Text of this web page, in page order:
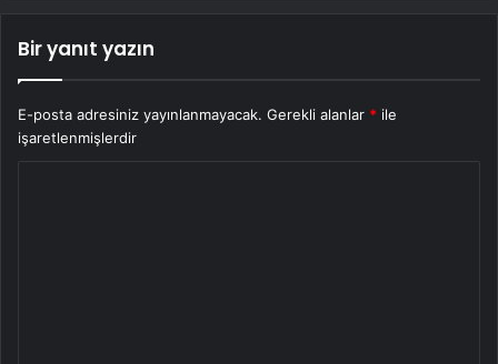
Bir yanıt yazın
E-posta adresiniz yayınlanmayacak. Gerekli alanlar * ile
işaretlenmişlerdir